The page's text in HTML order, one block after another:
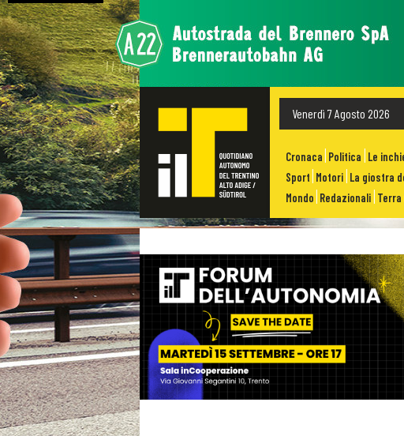
Venerdì 7 Agosto 2026
Cronaca Politica Le
Sport Motori La giostra
Mondo Redazionali Terra